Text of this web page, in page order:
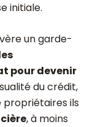
initiale.
un garde-
pour devenir
du crédit,
propriétaires ils
, à moins